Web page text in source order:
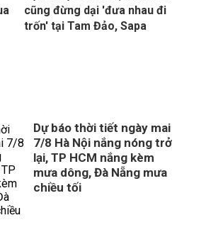
cũng đừng dại 'đưa nhau đi
trốn' tại Tam Đảo, Sapa
Dự báo thời tiết ngày mai
7/8 Hà Nội nắng nóng trở
lại, TP HCM nắng kèm
mưa dông, Đà Nẵng mưa
chiều tối